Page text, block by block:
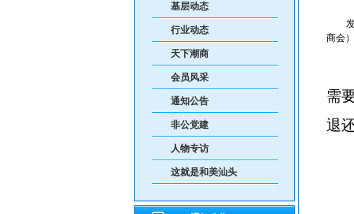
【人民防空宣传周】如何辨别防空警报
6月21日10时15分，汕头将实施防空警
汕头发布2026年6月份重点行业领域安
重要提醒！中国公民近期避免前往日本
共建绿美汕头，共享生态家园——致全
基层动态
行业动态
天下潮商
会员风采
通知公告
非公党建
人物专访
这就是和美汕头
商会）
需
退